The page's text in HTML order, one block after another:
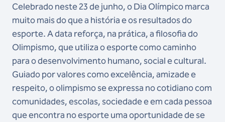
Celebrado neste 23 de junho, o Dia Olímpico marca
muito mais do que a história e os resultados do
esporte. A data reforça, na prática, a filosofia do
Olimpismo, que utiliza o esporte como caminho
para o desenvolvimento humano, social e cultural.
Guiado por valores como excelência, amizade e
respeito, o olimpismo se expressa no cotidiano com
comunidades, escolas, sociedade e em cada pessoa
que encontra no esporte uma oportunidade de se